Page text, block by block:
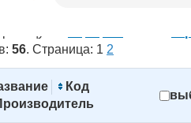
изображения
56. Страница: 1 2
Код